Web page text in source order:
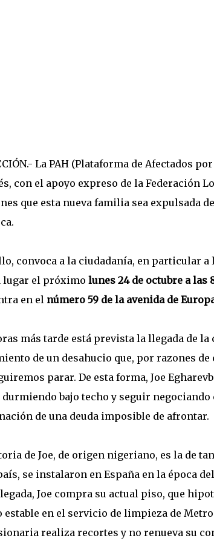
La PAH (Plataforma de Afectados
con el apoyo expreso de la Federación
que esta nueva familia sea expulsada
convoca a la ciudadanía, en particular a
lugar el próximo lunes 24 de octubre a las
en el número 59 de la avenida de
más tarde está prevista la llegada de
de un desahucio que, por razones
parar. De esta forma, Joe
bajo techo y seguir
de una deuda imposible de afrontar.
de Joe, de origen nigeriano, es la de
se instalaron en España en la época
Joe compra su actual piso, que
estable en el servicio de limpieza de
realiza recortes y no renueva su